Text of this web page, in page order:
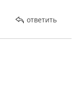
ответить